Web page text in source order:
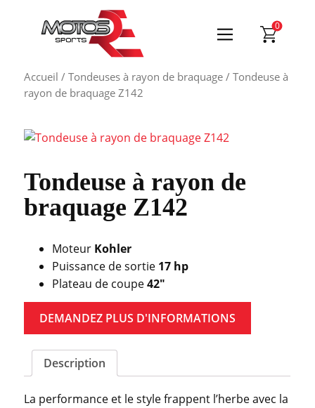
0
Accueil /Tondeuses à rayon de braquage / Tondeuse à
rayon de braquage Z142
Tondeuse à rayon de
braquage Z142
Moteur Kohler
Puissance de sortie 17 hp
Plateau de coupe42″
DEMANDEZ PLUS D'INFORMATIONS
Description
La performance et le style frappent l’herbe avec la